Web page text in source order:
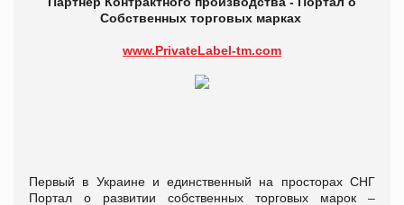
Собственных торговых марках
www.PrivateLabel-tm.com
Первый в Украине и единственный на просторах СНГ
Портал о развитии собственных торговых марок –